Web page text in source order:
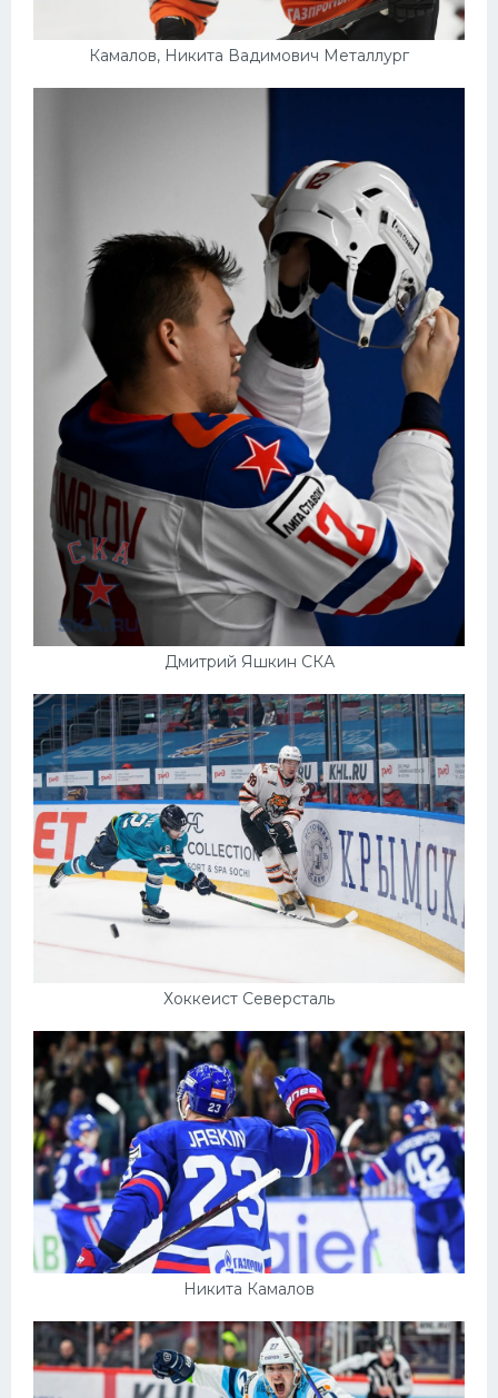
Камалов, Никита Вадимович Металлург
Дмитрий Яшкин СКА
Хоккеист Северсталь
Никита Камалов